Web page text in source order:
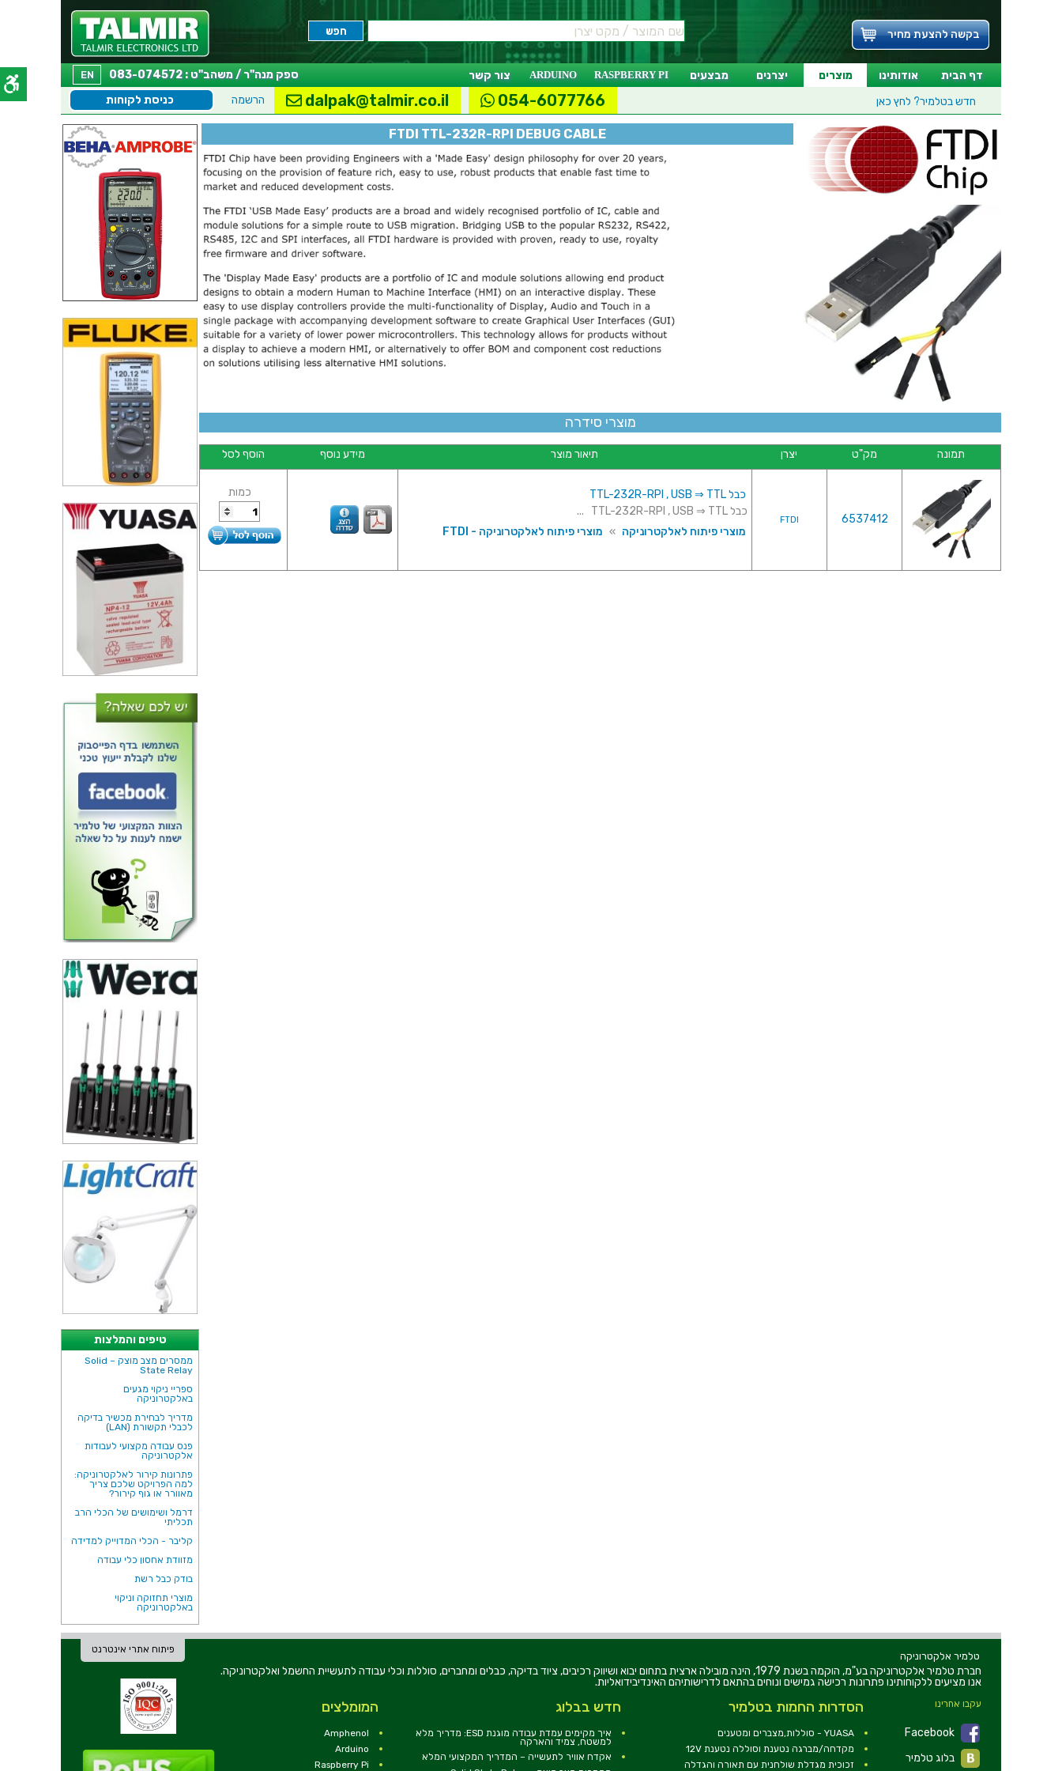
בקשה להצעת מחיר
דף הבית אודותינו מוצרים יצרנים מבצעים RASPBERRY PI
ARDUINO צור קשר EN
ספק מנה"ר / משהב"ט : 083-074572
חדש בטלמיר? לחץ כאן כניסת לקוחות הרשמה dalpak@talmir.co.il 054-6077766
טיפים והמלצות
ממסרים מצב מוצק – Solid
State Relay
ספריי ניקוי מגעים
באלקטרוניקה
מדריך לבחירת מכשיר בדיקה
לכבלי תקשורת (LAN)
פנס עבודה מקצועי לעבודות
אלקטרוניקה
פתרונות קירור לאלקטרוניקה:
למה הפרויקט שלכם צריך
מאוורר או גוף קירור?
דרמל ושימושים של הכלי הרב
תכליתי
קליבר - הכלי המדוייק למדידה
מזוודת אחסון כלי עבודה
בודק כבל רשת
מוצרי תחזוקה וניקוי
באלקטרוניקה
FTDI TTL-232R-RPI DEBUG CABLE
מוצרי סידרה
תמונה מק"ט יצרן תיאור מוצר מידע נוסף הוסף לסל
6537412
FTDI
כבל TTL-232R-RPI , USB ⇒ TTL
כבל TTL-232R-RPI , USB ⇒ TTL ...
מוצרי פיתוח לאלקטרוניקה » מוצרי פיתוח לאלקטרוניקה - FTDI
כמות
פיתוח אתרי אינטרנט
טלמיר אלקטרוניקה
חברת טלמיר אלקטרוניקה בע"מ, הוקמה בשנת 1979, הינה מובילה ארצית בתחום יבוא ושיווק רכיבים, ציוד בדיקה, כבלים ומחברים, סוללות וכלי עבודה לתעשיית החשמל ואלקטרוניקה.
אנו מציעים ללקוחותינו פתרונות רכישה גמישים ונוחים בהתאם לדרישותיהם האינדיבידואליות.
עקבו אחרינו
Facebook
המומלצים
Amphenol
Arduino
Raspberry Pi
חדש בבלוג
איך מקימים עמדת עבודה מוגנת ESD: מדריך מלא
למשטח, צמיד והארקה
אקדח אוויר לתעשייה – המדריך המקצועי המלא
הסדרות החמות בטלמיר
YUASA - סוללות,מצברים ומטענים
מקדחה/מברגה נטענת וסוללה נטענת 12V
זכוכית מגדלת שולחנית עם תאורה והגדלה